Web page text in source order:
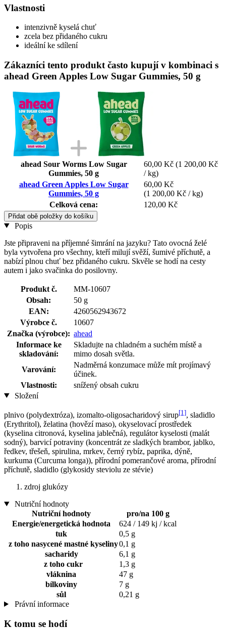
Vlastnosti
intenzivně kyselá chuť
zcela bez přidaného cukru
ideální ke sdílení
Zákazníci tento produkt často kupují v kombinaci s
ahead Green Apples Low Sugar Gummies, 50 g
ahead Sour Worms Low Sugar
Gummies, 50 g
60,00 Kč (1 200,00 Kč
/ kg)
ahead Green Apples Low Sugar
Gummies, 50 g
60,00 Kč
(1 200,00 Kč / kg)
Celková cena:
120,00 Kč
Přidat obě položky do košíku
Popis
Jste připraveni na příjemné šimrání na jazyku? Tato ovocná želé
byla vytvořena pro všechny, kteří milují svěží, šumivé příchutě, a
nabízí plnou chuť bez přidaného cukru. Skvěle se hodí na cesty
autem i jako svačinka do posilovny.
Produkt č.
MM-10607
Obsah:
50 g
EAN:
4260562943672
Výrobce č.
10607
Značka (výrobce): ahead
Informace ke
skladování:
Skladujte na chladném a suchém místě a
mimo dosah světla.
Varování:
Nadměrná konzumace může mít projímavý
účinek.
Vlastnosti:
snížený obsah cukru
Složení
plnivo (polydextróza), izomalto-oligosacharidový sirup[1], sladidlo
(Erythritol), želatina (hovězí maso), okyselovací prostředek
(kyselina citronová, kyselina jablečná), regulátor kyselosti (malát
sodný), barvicí potraviny (koncentrát ze sladkých brambor, jablko,
ředkev, třešeň, spirulina, mrkev, černý rybíz, paprika, dýně,
kurkuma (Curcuma longa)), přírodní pomerančové aroma, přírodní
příchutě, sladidlo (glykosidy steviolu ze stévie)
zdroj glukózy
Nutriční hodnoty
Nutriční hodnoty
pro/na 100 g
Energie/energetická hodnota
624 / 149 kj / kcal
tuk
0,5 g
z toho nasycené mastné kyseliny0,1 g
sacharidy
6,1 g
z toho cukr
1,3 g
vláknina
47 g
bílkoviny
7 g
sůl
0,21 g
Právní informace
K tomu se hodí